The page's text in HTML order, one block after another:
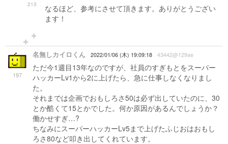
213
なるほど、参考にさせて頂きます。ありがとうござい
ます！
197
名無しカイロくん 2022/01/06 (木) 19:09:18 43442@129ae
ただ今1週目13年なのですが、社員のすぎもとをスーパー
ハッカーLv1から2に上げたら、急に仕事しなくなりまし
た。
それまでは企画でおもしろさ50は必ず出していたのに、30
とか酷くて15とかでした。何か原因があるんでしょうか？
働かせすぎ…?
ちなみにスーパーハッカーLv5まで上げたふじおはおもし
ろさ80など叩き出してくれています。